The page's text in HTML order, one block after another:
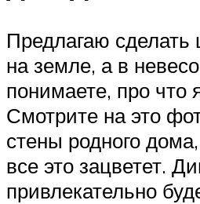
Предлагаю сделать
на земле, а в
понимаете, про что
Смотрите на это
стены родного
все это зацветет.
привлекательно